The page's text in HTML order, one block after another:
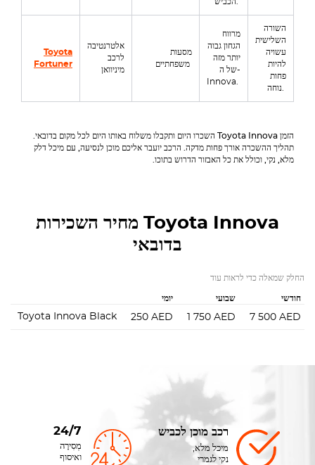
Toyota
Fortuner
אלטרנטיבה
לרכב
מיניוואן
מסעות
מרווח
הגחון גבוה
יותר מזה
של ה-
Innova.
השורה
השלישית
עשויה
להיות
פחות
הזמן Toyota Innova השכרו היום ותקבלו משלוח באותו היום לכל מקום בדובאי.
תהליך ההשכרה אורך פחות מדקה. הרכב יועבר אליכם מוכן לנסיעה, עם מיכל דלק
מלא, נקי, וכולל את כל האבזור הדרוש בתוכו.
Toyota Innova מחיר השכירות
בדובאי
החלק שמאלה כדי לראות עוד
יומי שבועי חודשי
Toyota Innova Black 250 AED 1 750 AED 7 500 AED
24/7
מְסִירָה
ואיסוף
רכב מוכן לכביש
מיכל מלא,
נקי לגמרי